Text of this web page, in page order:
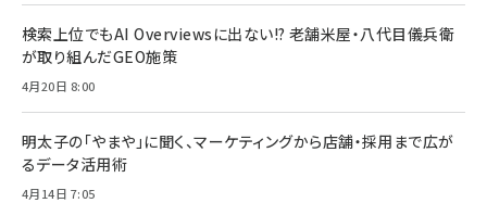
検索上位でもAI Overviewsに出ない!? 老舗米屋・八代目儀兵衛
が取り組んだGEO施策
4月20日 8:00
明太子の「やまや」に聞く、マーケティングから店舗・採用まで広が
るデータ活用術
4月14日 7:05